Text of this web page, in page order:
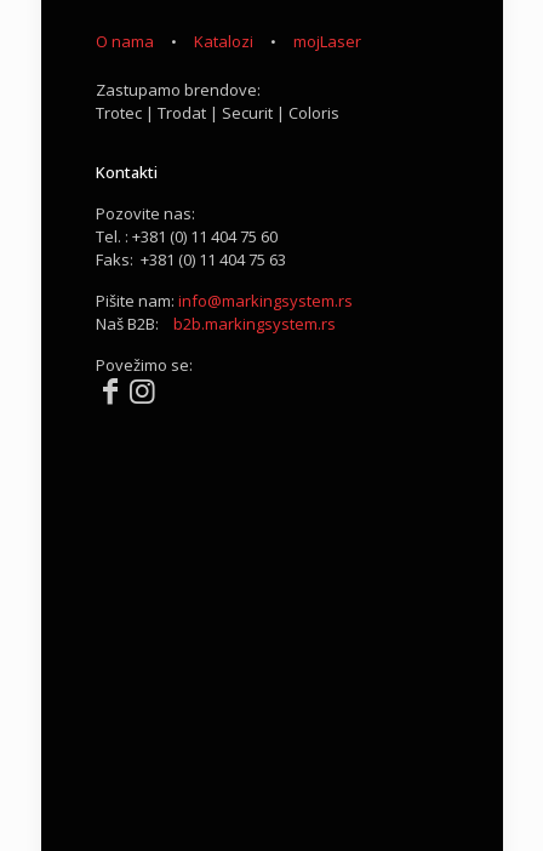
O nama Katalozi mojLaser
Zastupamo brendove:
Trotec | Trodat | Securit | Coloris
Kontakti
Pozovite nas:
Tel. : +381 (0) 11 404 75 60
Faks: +381 (0) 11 404 75 63
Pišite nam: info@markingsystem.rs
Naš B2B: b2b.markingsystem.rs
Povežimo se: